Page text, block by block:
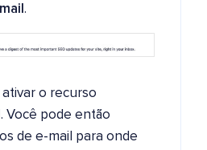
.
o recurso
. Você pode então
de e-mail para onde